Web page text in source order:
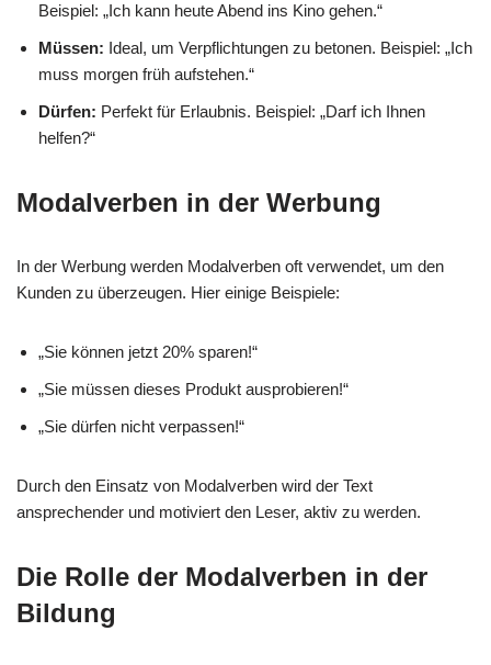
Beispiel: „Ich kann heute Abend ins Kino gehen.“
Müssen: Ideal, um Verpflichtungen zu betonen. Beispiel: „Ich
muss morgen früh aufstehen.“
Dürfen: Perfekt für Erlaubnis. Beispiel: „Darf ich Ihnen
helfen?“
Modalverben in der Werbung
In der Werbung werden Modalverben oft verwendet, um den
Kunden zu überzeugen. Hier einige Beispiele:
„Sie können jetzt 20% sparen!“
„Sie müssen dieses Produkt ausprobieren!“
„Sie dürfen nicht verpassen!“
Durch den Einsatz von Modalverben wird der Text
ansprechender und motiviert den Leser, aktiv zu werden.
Die Rolle der Modalverben in der
Bildung